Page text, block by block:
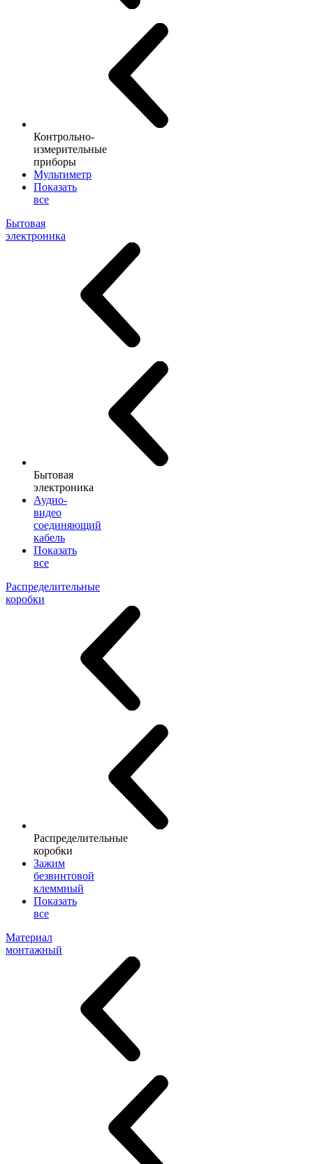
Контрольно-
измерительные
приборы
Мультиметр
Показать
все
Бытовая
электроника
Бытовая
электроника
Аудио-
видео
соединяющий
кабель
Показать
все
Распределительные
коробки
Распределительные
коробки
Зажим
безвинтовой
клеммный
Показать
все
Материал
монтажный